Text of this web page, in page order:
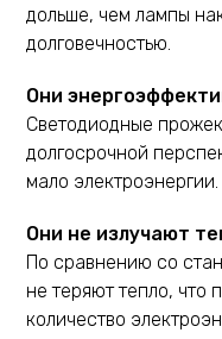
дольше, чем лампы
долговечностью.
Они
Светодиодные
долгосрочной
мало электроэнергии.
Они не излучают
По сравнению со
не теряют тепло, что
количество